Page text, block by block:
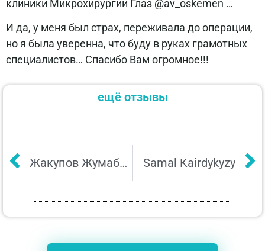
клиники Микрохирургии Глаз @av_oskemen …
И да, у меня был страх, переживала до операции,
но я была уверенна, что буду в руках грамотных
специалистов… Спасибо Вам огромное!!!
ещё отзывы
Жакупов Жумабек Samal Kairdykyzy